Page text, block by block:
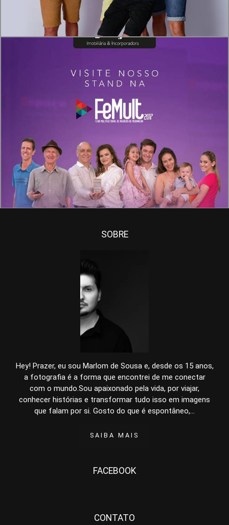
1709 0
SOBRE
Hey! Prazer, eu sou Marlom de Sousa e, desde os 15 anos,
a fotografia é a forma que encontrei de me conectar
com o mundo.Sou apaixonado pela vida, por viajar,
conhecer histórias e transformar tudo isso em imagens
que falam por si. Gosto do que é espontâneo,...
SAIBA MAIS
FACEBOOK
CONTATO